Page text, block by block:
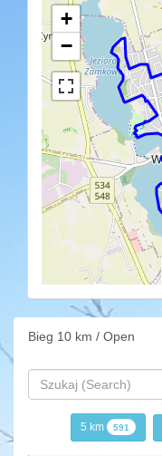
+
−
Bieg 10 km / Open
5 km 591